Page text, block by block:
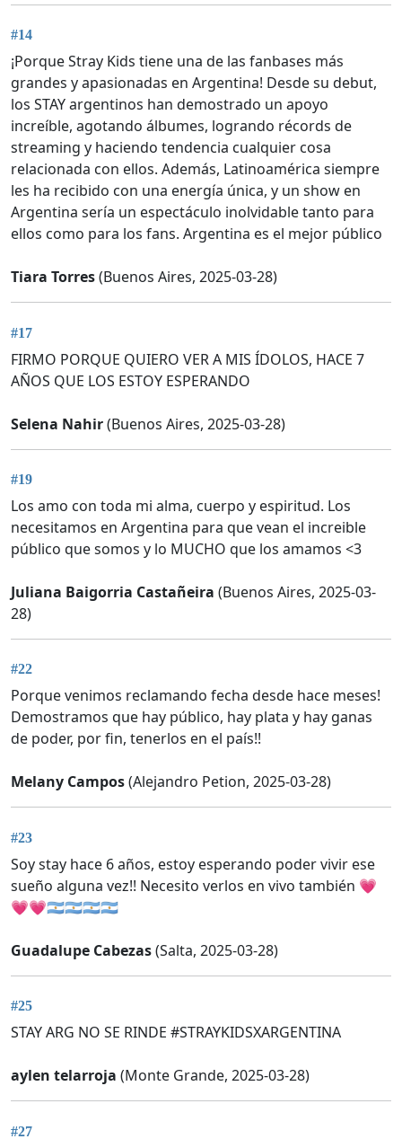
#14
¡Porque Stray Kids tiene una de las fanbases más
grandes y apasionadas en Argentina! Desde su debut,
los STAY argentinos han demostrado un apoyo
increíble, agotando álbumes, logrando récords de
streaming y haciendo tendencia cualquier cosa
relacionada con ellos. Además, Latinoamérica siempre
les ha recibido con una energía única, y un show en
Argentina sería un espectáculo inolvidable tanto para
ellos como para los fans. Argentina es el mejor público
Tiara Torres(Buenos Aires, 2025-03-28)
#17
FIRMO PORQUE QUIERO VER A MIS ÍDOLOS, HACE 7
AÑOS QUE LOS ESTOY ESPERANDO
Selena Nahir(Buenos Aires, 2025-03-28)
#19
Los amo con toda mi alma, cuerpo y espiritud. Los
necesitamos en Argentina para que vean el increible
público que somos y lo MUCHO que los amamos <3
Juliana Baigorria Castañeira (Buenos Aires, 2025-03-
28)
#22
Porque venimos reclamando fecha desde hace meses!
Demostramos que hay público, hay plata y hay ganas
de poder, por fin, tenerlos en el país!!
Melany Campos(Alejandro Petion, 2025-03-28)
#23
Soy stay hace 6 años, estoy esperando poder vivir ese
sueño alguna vez!! Necesito verlos en vivo también 💗
💗💗🇦🇷🇦🇷🇦🇷🇦🇷
Guadalupe Cabezas(Salta, 2025-03-28)
#25
STAY ARG NO SE RINDE #STRAYKIDSXARGENTINA
aylen telarroja (Monte Grande, 2025-03-28)
#27